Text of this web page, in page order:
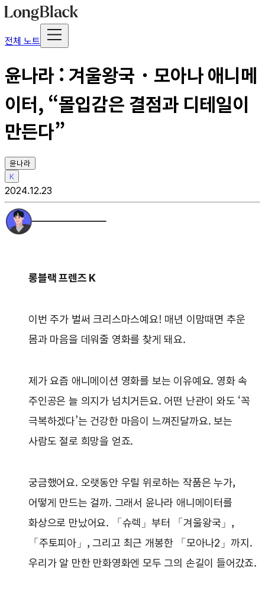
전체 노트
윤나라 : 겨울왕국・모아나 애니메
이터, “몰입감은 결점과 디테일이
만든다”
윤나라
K
2024.12.23
롱블랙 프렌즈 K
이번 주가 벌써 크리스마스예요! 매년 이맘때면 추운
몸과 마음을 데워줄 영화를 찾게 돼요.
제가 요즘 애니메이션 영화를 보는 이유예요. 영화 속
주인공은 늘 의지가 넘치거든요. 어떤 난관이 와도 ‘꼭
극복하겠다’는 건강한 마음이 느껴진달까요. 보는
사람도 절로 희망을 얻죠.
궁금했어요. 오랫동안 우릴 위로하는 작품은 누가,
어떻게 만드는 걸까. 그래서 윤나라 애니메이터를
화상으로 만났어요. 「슈렉」부터 「겨울왕국」,
「주토피아」, 그리고 최근 개봉한 「모아나2」까지.
우리가 알 만한 만화영화엔 모두 그의 손길이 들어갔죠.